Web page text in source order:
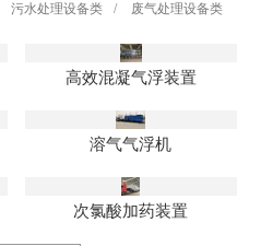
污水处理设备类 / 废气处理设备类
高效混凝气浮装置
溶气气浮机
次氯酸加药装置